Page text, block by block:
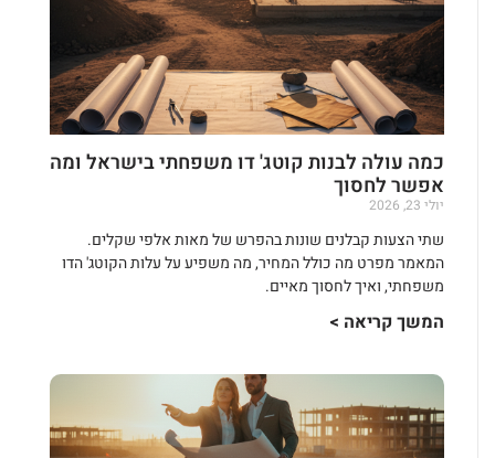
כמה עולה לבנות קוטג' דו משפחתי בישראל ומה
אפשר לחסוך
יולי 23, 2026
שתי הצעות קבלנים שונות בהפרש של מאות אלפי שקלים.
המאמר מפרט מה כולל המחיר, מה משפיע על עלות הקוטג' הדו
משפחתי, ואיך לחסוך מאיים.
המשך קריאה >